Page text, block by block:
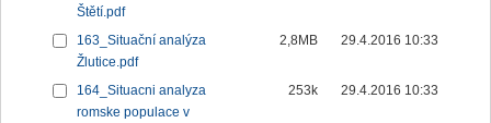
Štětí.pdf
163_Situační analýza
Žlutice.pdf
2,8MB 29.4.2016 10:33
164_Situacni analyza
romske populace v
253k 29.4.2016 10:33